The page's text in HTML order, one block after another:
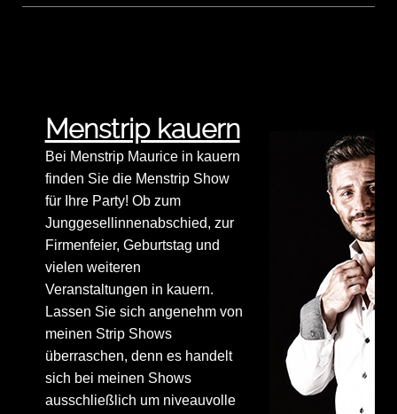
Menstrip kauern
Bei Menstrip Maurice in kauern
finden Sie die Menstrip Show
für Ihre Party! Ob zum
Junggesellinnenabschied, zur
Firmenfeier, Geburtstag und
vielen weiteren
Veranstaltungen in kauern.
Lassen Sie sich angenehm von
meinen Strip Shows
überraschen, denn es handelt
sich bei meinen Shows
ausschließlich um niveauvolle